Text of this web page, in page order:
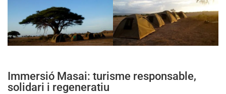
Immersió Masai: turisme responsable,
solidari i regeneratiu